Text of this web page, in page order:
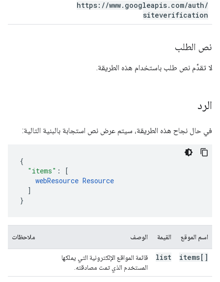
https: //www. googleapis. com/auth/
siteverification
نص الطلب
لا تقدِّم نص طلب باستخدام هذه الطريقة.
الرد
في حال نجاح هذه الطريقة، سيتم عرض نص استجابة بالبنية التالية:
"items" :
[
webResource Resource
]
}
اسم الموقع القيمة الوصف ملاحظات
items[]
list
قائمة المواقع الإلكترونية التي يملكها
المستخدم الذي تمت مصادقته.